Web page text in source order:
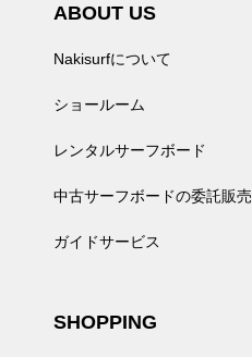
ABOUT US
Nakisurfについて
ショールーム
レンタルサーフボード
中古サーフボードの委託販売
ガイドサービス
SHOPPING